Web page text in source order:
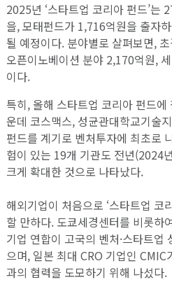
2025년 ‘스타트업 코리아 펀드’는
을, 모태펀드가 1,716억원을 출자
될 예정이다. 분야별로 살펴보면,
오픈이노베이션 분야 2,170억원,
이다.
특히, 올해 스타트업 코리아 펀드
운데 코스맥스, 성균관대학교기술
펀드를 계기로 벤처투자에 최초로
험이 있는 19개 기관도 전년(2024
크게 확대한 것으로 나타났다.
해외기업이 처음으로 ‘스타트업 코
할 만하다. 도쿄세경센터를 비롯하
기업 연합이 고국의 벤처·스타트업
으며, 일본 최대 CRO 기업인 CMIC
과의 협력을 도모하기 위해 나섰다.